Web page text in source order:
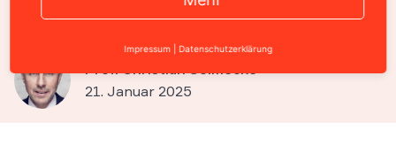
Hass im Netz
Prof. Christian Solmecke
21. Januar 2025
Impressum Datenschutzerklärung